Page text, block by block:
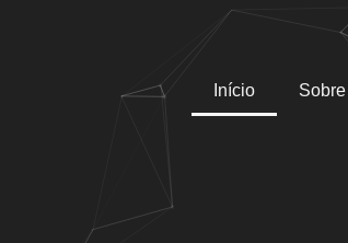
Início Sobre